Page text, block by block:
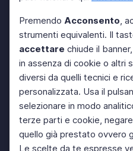
Premendo Acconsento,
strumenti equivalenti. Il
accettare chiude il
in assenza di cookie o altri
diversi da quelli tecnici e
personalizzata. Usa il
selezionare in modo
terze parti e cookie,
quello già prestato ovvero
Le scelte da te espresse